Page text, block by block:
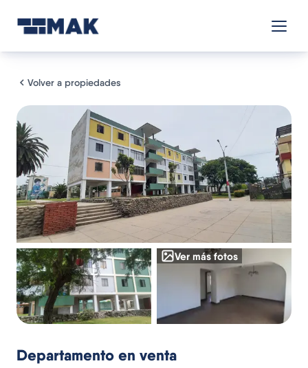
Volver a propiedades
Ver más fotos
Departamento en venta